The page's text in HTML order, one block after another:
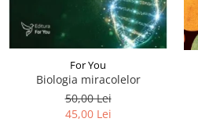
For You
Biologia miracolelor
50,00 Lei
45,00 Lei